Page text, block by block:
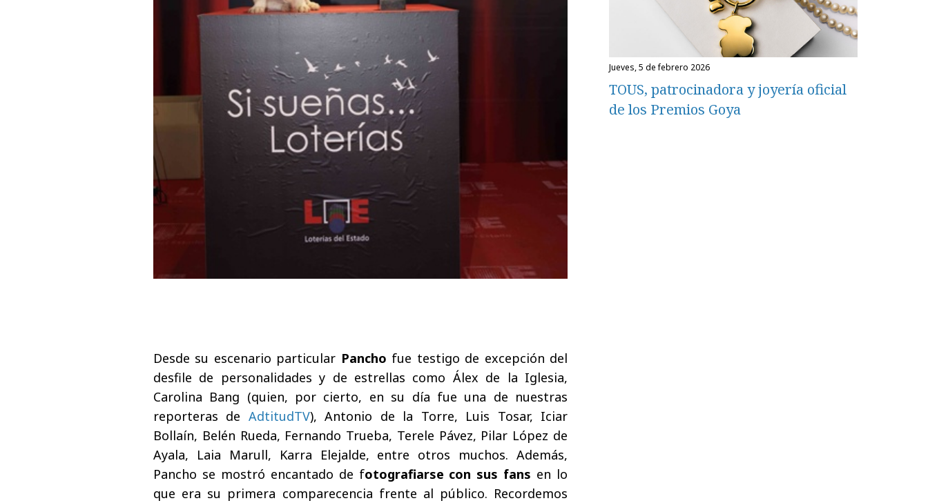
Desde su escenario particular Pancho fue testigo de excepción del
desfile de personalidades y de estrellas como Álex de la Iglesia,
Carolina Bang (quien, por cierto, en su día fue una de nuestras
reporteras de AdtitudTV), Antonio de la Torre, Luis Tosar, Iciar
Bollaín, Belén Rueda, Fernando Trueba, Terele Pávez, Pilar López de
Ayala, Laia Marull, Karra Elejalde, entre otros muchos. Además,
Pancho se mostró encantado de fotografiarse con sus fans en lo
que era su primera comparecencia frente al público. Recordemos
jueves, 5 de febrero 2026
TOUS, patrocinadora y joyería oficial
de los Premios Goya